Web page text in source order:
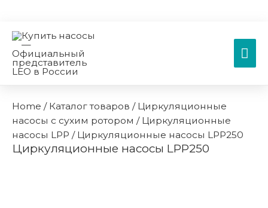
Home / Каталог товаров / Циркуляционные
насосы с сухим ротором / Циркуляционные
насосы LPP / Циркуляционные насосы LPP250
Циркуляционные насосы LPP250